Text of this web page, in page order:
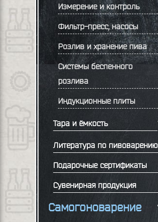
Измерение и контроль
Фильтр-пресс, насосы
Розлив и хранение пива
Системы беспенного
розлива
Индукционные плиты
Тара и ёмкость
Литература по пивоварению
Подарочные сертификаты
Сувенирная продукция
Самогоноварение